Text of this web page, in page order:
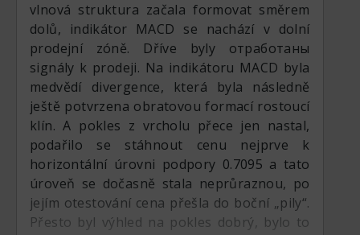
vlnová struktura začala formovat směrem
dolů, indikátor MACD se nachází v dolní
prodejní zóně. Dříve byly отработаны
signály k prodeji. Na indikátoru MACD byla
medvědí divergence, která byla následně
ještě potvrzena obratovou formací rostoucí
klín. A pokles z vrcholu přece jen nastal,
podařilo se stáhnout cenu nejprve k
horizontální úrovni podpory 0.7095 a tato
úroveň se dočasně stala neprůraznou, po
jejím otestování cena přešla do boční „pily“.
Přesto byl výhled na pokles dobrý, bylo to